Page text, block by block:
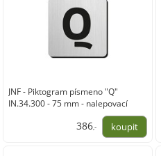
JNF - Piktogram písmeno "Q"
IN.34.300 - 75 mm - nalepovací
386,-